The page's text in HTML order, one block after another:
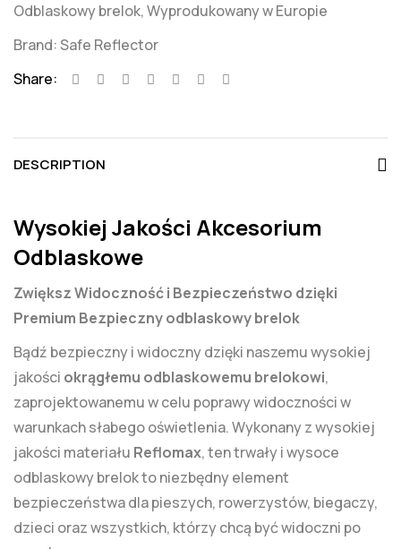
Odblaskowy brelok,Wyprodukowany w Europie
Brand:Safe Reflector
Share:
DESCRIPTION
Wysokiej Jakości Akcesorium
Odblaskowe
Zwiększ Widoczność i Bezpieczeństwo dzięki
Premium Bezpieczny odblaskowy brelok
Bądź bezpieczny i widoczny dzięki naszemu wysokiej
jakości okrągłemu odblaskowemu brelokowi,
zaprojektowanemu w celu poprawy widoczności w
warunkach słabego oświetlenia. Wykonany z wysokiej
jakości materiału Reflomax, ten trwały i wysoce
odblaskowy brelok to niezbędny element
bezpieczeństwa dla pieszych, rowerzystów, biegaczy,
dzieci oraz wszystkich, którzy chcą być widoczni po